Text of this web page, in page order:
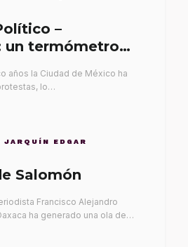
–
un termómetro
años la Ciudad de México ha
lo…
JARQUÍN EDGAR
Salomón
Francisco Alejandro
ha generado una ola de…